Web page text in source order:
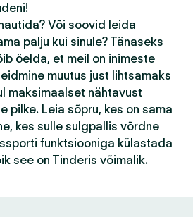
Või soovid leida
palju kui sinule? Tänaseks
öelda, et meil on inimeste
muutus just lihtsamaks
maksimaalset nähtavust
pilke. Leia sõpru, kes on sama
kes sulle sulgpallis võrdne
funktsiooniga külastada
see on Tinderis võimalik.